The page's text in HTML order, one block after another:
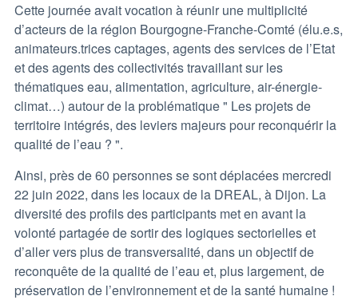
Cette journée avait vocation à réunir une multiplicité
d’acteurs de la région Bourgogne-Franche-Comté (élu.e.s,
animateurs.trices captages, agents des services de l’Etat
et des agents des collectivités travaillant sur les
thématiques eau, alimentation, agriculture, air-énergie-
climat…) autour de la problématique " Les projets de
territoire intégrés, des leviers majeurs pour reconquérir la
qualité de l’eau ? ".
Ainsi, près de 60 personnes se sont déplacées mercredi
22 juin 2022, dans les locaux de la DREAL, à Dijon. La
diversité des profils des participants met en avant la
volonté partagée de sortir des logiques sectorielles et
d’aller vers plus de transversalité, dans un objectif de
reconquête de la qualité de l’eau et, plus largement, de
préservation de l’environnement et de la santé humaine !